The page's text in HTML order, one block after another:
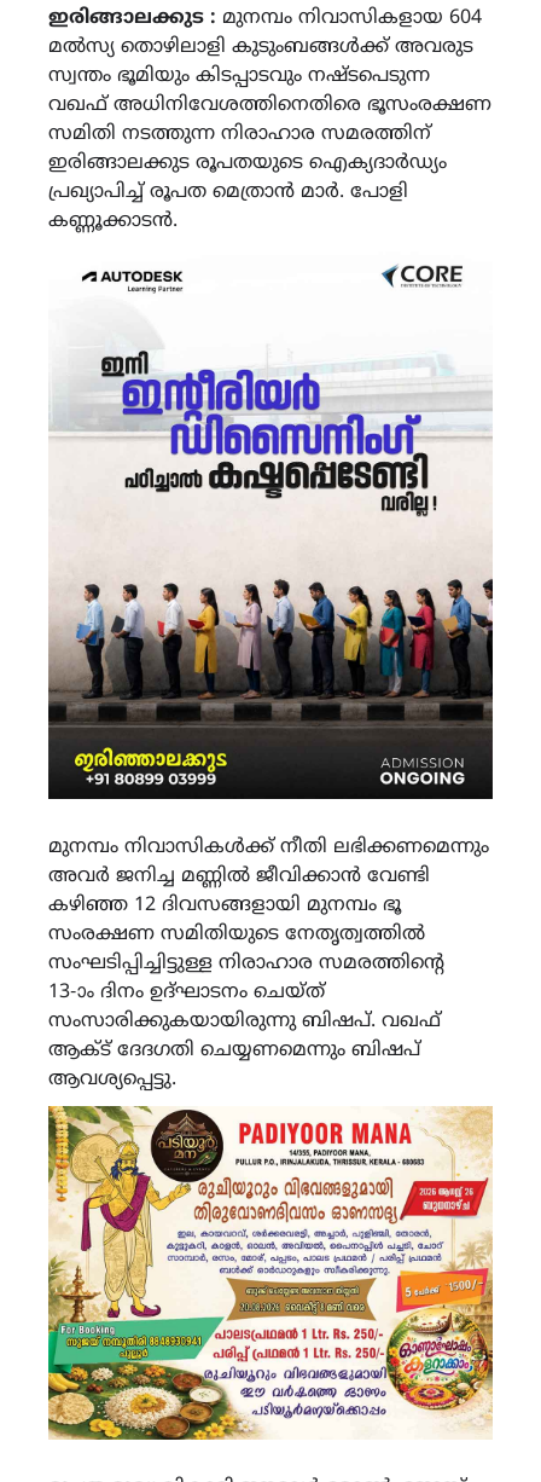
ഇരിങ്ങാലക്കുട : മുനമ്പം നിവാസികളായ 604
മൽസ്യ തൊഴിലാളി കുടുംബങ്ങൾക്ക് അവരുട
സ്വന്തം ഭൂമിയും കിടപ്പാടവും നഷ്ടപെടുന്ന
വഖഫ് അധിനിവേശത്തിനെതിരെ ഭൂസംരക്ഷണ
സമിതി നടത്തുന്ന നിരാഹാര സമരത്തിന്
ഇരിങ്ങാലക്കുട രൂപതയുടെ ഐക്യദാർഡ്യം
പ്രഖ്യാപിച്ച് രൂപത മെത്രാൻ മാർ. പോളി
കണ്ണൂക്കാടൻ.
മുനമ്പം നിവാസികൾക്ക് നീതി ലഭിക്കണമെന്നും
അവർ ജനിച്ച മണ്ണിൽ ജീവിക്കാൻ വേണ്ടി
കഴിഞ്ഞ 12 ദിവസങ്ങളായി മുനമ്പം ഭൂ
സംരക്ഷണ സമിതിയുടെ നേതൃത്വത്തിൽ
സംഘടിപ്പിച്ചിട്ടുള്ള നിരാഹാര സമരത്തിന്റെ
13-ാം ദിനം ഉദ്‌ഘാടനം ചെയ്ത്
സംസാരിക്കുകയായിരുന്നു ബിഷപ്. വഖഫ്
ആക്ട് ദേദഗതി ചെയ്യണമെന്നും ബിഷപ്
ആവശ്യപ്പെട്ടു.